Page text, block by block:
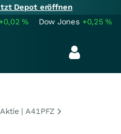
Depot eröffnen
+0,02% Dow Jones +0,25%
| A41PFZ